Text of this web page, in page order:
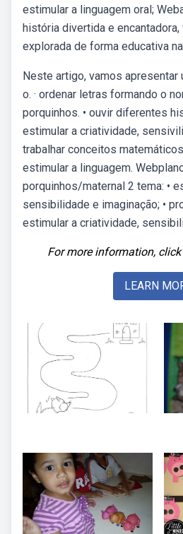
estimular a linguagem oral;
história divertida e
explorada de forma educativa
Neste artigo, vamos apresentar
o. · ordenar letras formando o
porquinhos. • ouvir diferentes
estimular a criatividade,
trabalhar conceitos
estimular a linguagem.
porquinhos/maternal 2 tema: •
sensibilidade e imaginação; •
estimular a criatividade,
For more information,
LEARN